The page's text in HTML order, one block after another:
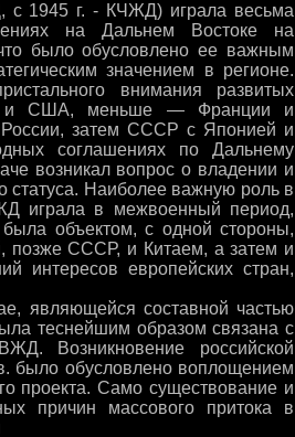
с 1945 г. - КЧЖД) играла весьма
на Дальнем Востоке на
было обусловлено ее важным
значением в регионе.
внимания развитых
и США, меньше — Франции и
затем СССР с Японией и
соглашениях по Дальнему
возникал вопрос о владении и
Наиболее важную роль в
играла в межвоенный период,
объектом, с одной стороны,
позже СССР, и Китаем, а затем и
интересов европейских стран,
являющейся составной частью
теснейшим образом связана с
Возникновение российской
было обусловлено воплощением
проекта. Само существование и
причин массового притока в